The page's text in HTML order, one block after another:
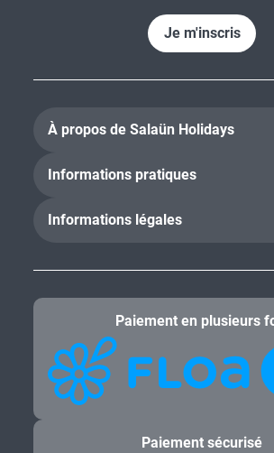
Je m'inscris
À propos de Salaün Holidays
Informations pratiques
Informations légales
Paiement en plusieurs
Paiement sécurisé